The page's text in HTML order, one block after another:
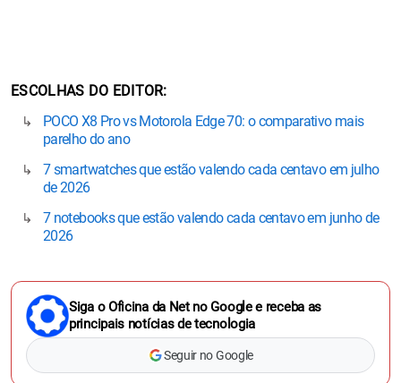
ESCOLHAS DO EDITOR
POCO X8 Pro vs Motorola Edge 70: o comparativo mais
parelho do ano
7 smartwatches que estão valendo cada centavo em julho
de 2026
7 notebooks que estão valendo cada centavo em junho de
2026
Siga o Oficina da Net no Google e receba as
principais notícias de tecnologia
Seguir no Google